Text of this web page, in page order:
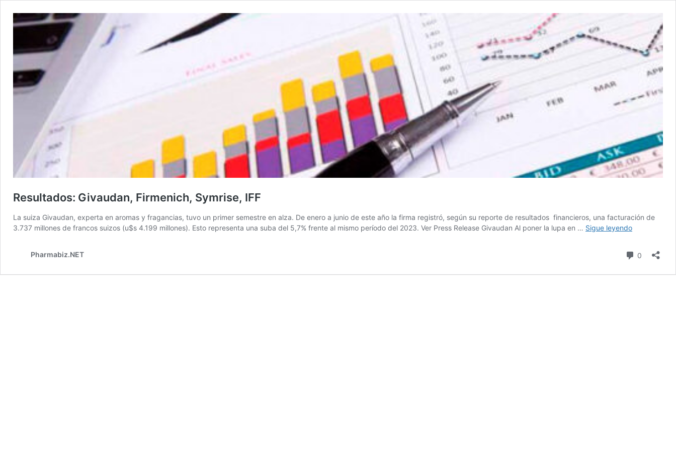
Resultados: Givaudan, Firmenich, Symrise, IFF
La suiza Givaudan, experta en aromas y fragancias, tuvo un primer semestre en alza. De enero a junio de este año la firma registró, según su reporte de resultados financieros, una facturación de
3.737 millones de francos suizos (u$s 4.199 millones). Esto representa una suba del 5,7% frente al mismo período del 2023. Ver Press Release Givaudan Al poner la lupa en … Sigue leyendoResultados:
Symrise,
Pharmabiz.NET 0